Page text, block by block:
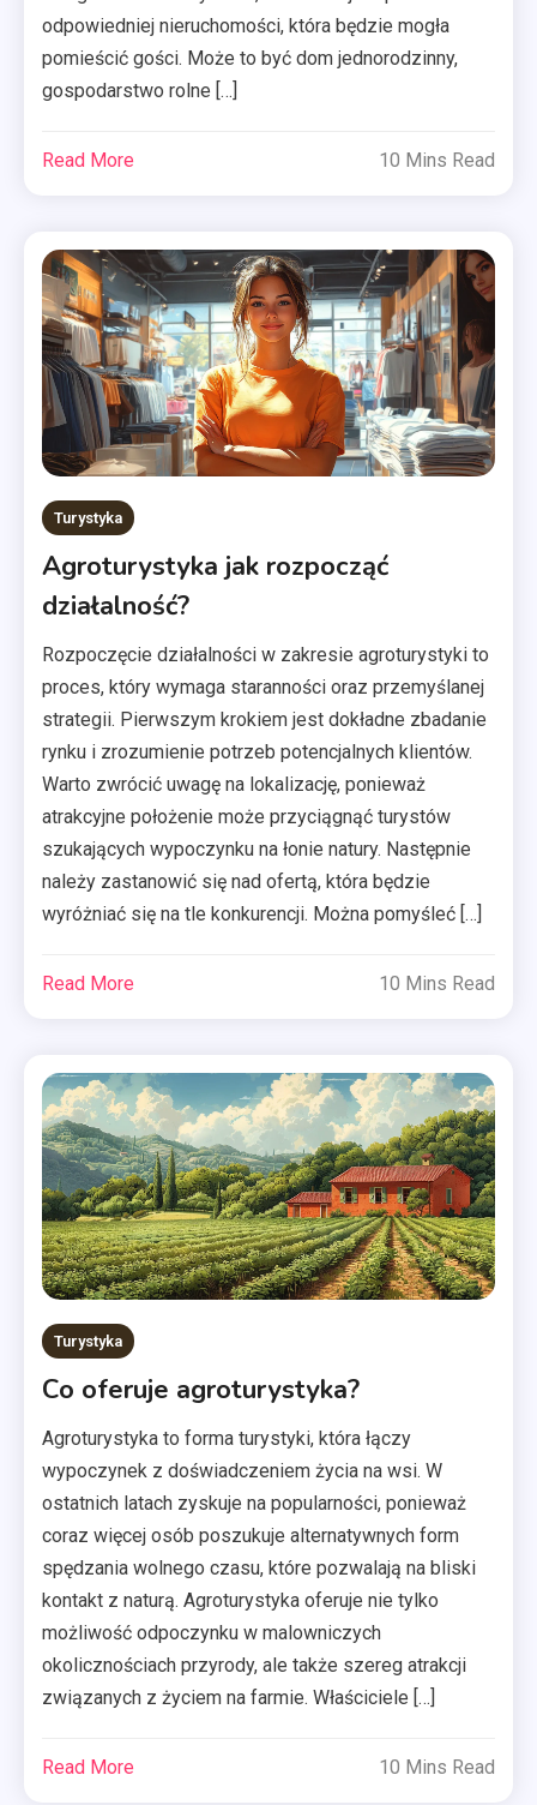
odpowiedniej nieruchomości, która będzie mogła
pomieścić gości. Może to być dom jednorodzinny,
gospodarstwo rolne […]
Read More 10 Mins Read
Turystyka
Agroturystyka jak rozpocząć
działalność?
Rozpoczęcie działalności w zakresie agroturystyki to
proces, który wymaga staranności oraz przemyślanej
strategii. Pierwszym krokiem jest dokładne zbadanie
rynku i zrozumienie potrzeb potencjalnych klientów.
Warto zwrócić uwagę na lokalizację, ponieważ
atrakcyjne położenie może przyciągnąć turystów
szukających wypoczynku na łonie natury. Następnie
należy zastanowić się nad ofertą, która będzie
wyróżniać się na tle konkurencji. Można pomyśleć […]
Read More 10 Mins Read
Turystyka
Co oferuje agroturystyka?
Agroturystyka to forma turystyki, która łączy
wypoczynek z doświadczeniem życia na wsi. W
ostatnich latach zyskuje na popularności, ponieważ
coraz więcej osób poszukuje alternatywnych form
spędzania wolnego czasu, które pozwalają na bliski
kontakt z naturą. Agroturystyka oferuje nie tylko
możliwość odpoczynku w malowniczych
okolicznościach przyrody, ale także szereg atrakcji
związanych z życiem na farmie. Właściciele […]
Read More 10 Mins Read